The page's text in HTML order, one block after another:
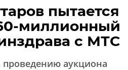
пытается
миллионный
с МТС
аукциона